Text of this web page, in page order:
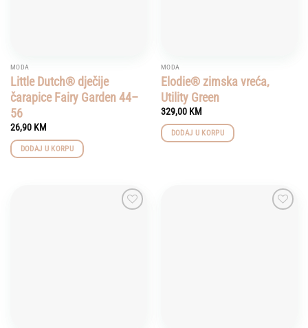
MODA
Little Dutch® dječije
čarapice Fairy Garden 44–
56
26,90 KM
DODAJ U KORPU
MODA
Elodie® zimska vreća,
Utility Green
329,00 KM
DODAJ U KORPU